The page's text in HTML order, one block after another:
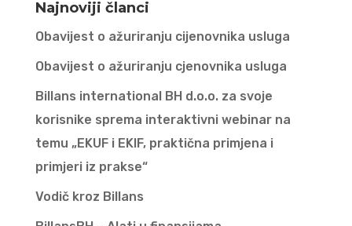
Najnoviji članci
Obavijest o ažuriranju cijenovnika usluga
Obavijest o ažuriranju cjenovnika usluga
Billans international BH d.o.o. za svoje
korisnike sprema interaktivni webinar na
temu „EKUF i EKIF, praktična primjena i
primjeri iz prakse“
Vodič kroz Billans